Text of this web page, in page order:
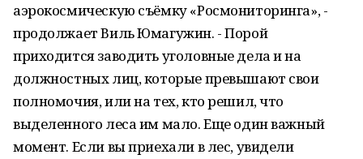
аэрокосмическую съёмку «Росмониторинга», -
продолжает Виль Юмагужин. - Порой
приходится заводить уголовные дела и на
должностных лиц, которые превышают свои
полномочия, или на тех, кто решил, что
выделенного леса им мало. Еще один важный
момент. Если вы приехали в лес, увидели